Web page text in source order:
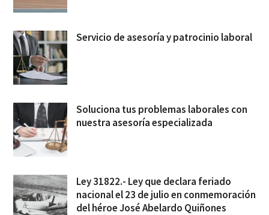
Servicio de asesoría y patrocinio laboral
Soluciona tus problemas laborales con
nuestra asesoría especializada
Ley 31822.- Ley que declara feriado
nacional el 23 de julio en conmemoración
del héroe José Abelardo Quiñones